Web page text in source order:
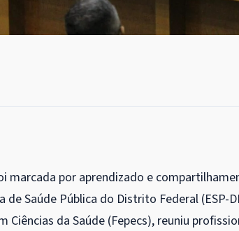
marcada por aprendizado e
de Saúde Pública do Distrito Federal
Ciências da Saúde (Fepecs), reuniu